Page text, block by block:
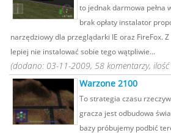
to jednak darmowa pełna
brak opłaty instalator
narzędziowy dla przeglądarki IE oraz FireFox.
lepiej nie instalować sobie tego wątpliwie...
(dodano: 03-11-2009, 58 komentarzy,
Warzone 2100
To strategia czasu
gracza jest odbudowa
bazy próbujemy podbić